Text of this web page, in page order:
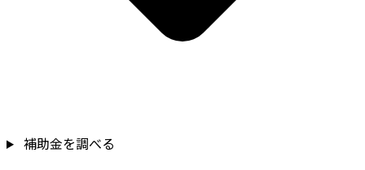
補助金を調べる